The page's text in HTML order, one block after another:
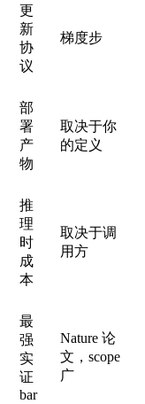
更
新
协
议
梯度步
部
署
产
物
取决于你
的定义
推
理
时
成
本
取决于调
用方
最
强
实
证
bar
Nature 论
文，scope
广